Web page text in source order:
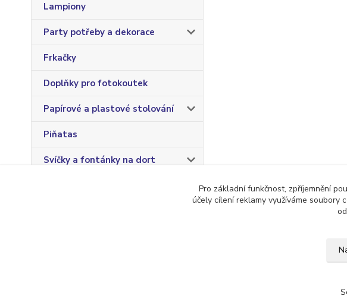
Lampiony
Party potřeby a dekorace
Frkačky
Doplňky pro fotokoutek
Papírové a plastové stolování
Piňatas
Svíčky a fontánky na dort
Pro základní funkčnost, zpříjemnění
účely cílení reklamy využíváme soubory